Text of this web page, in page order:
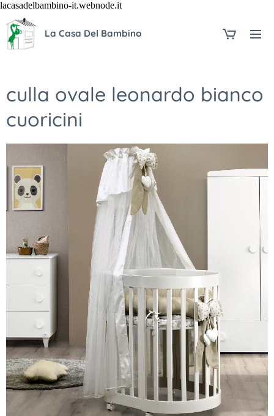
lacasadelbambino-it.webnode.it
La Casa Del Bambino
culla ovale leonardo bianco
cuoricini